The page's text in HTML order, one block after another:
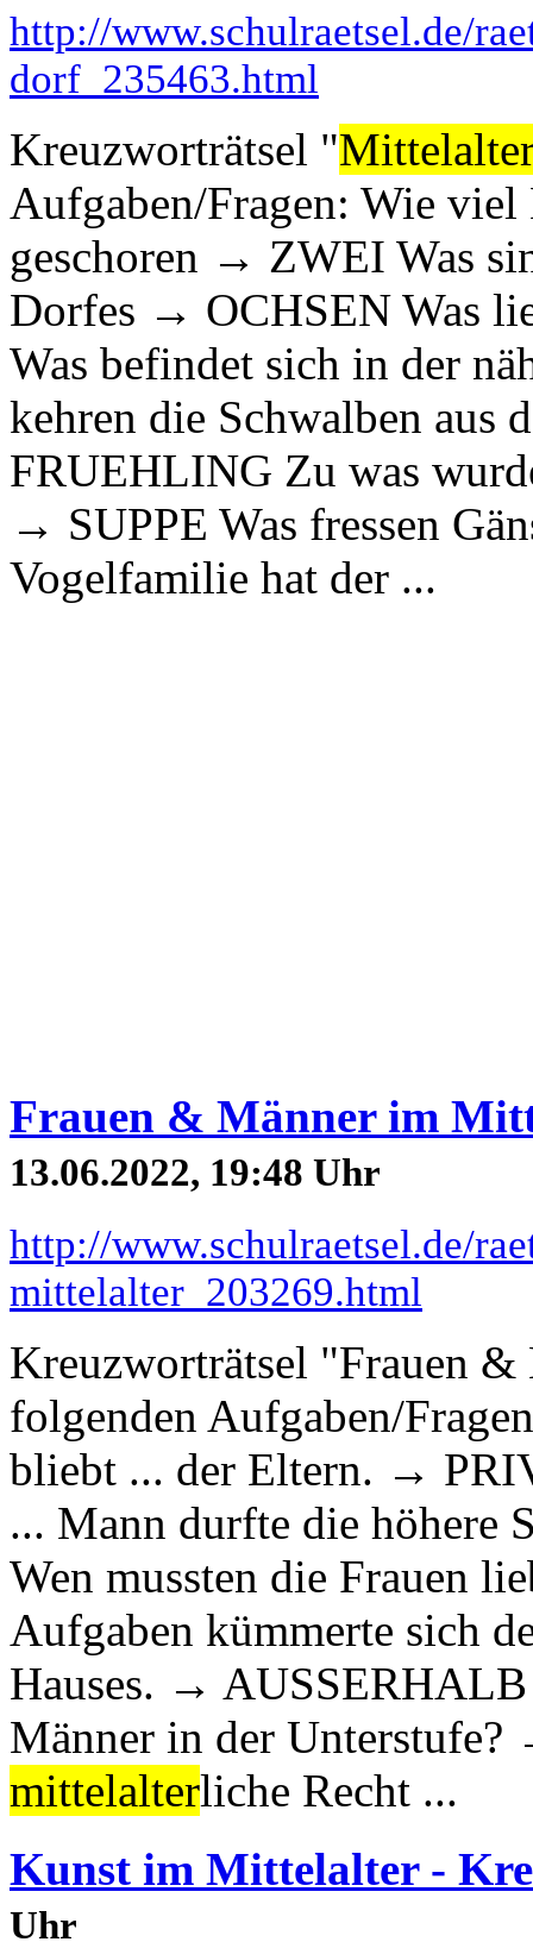
http://www.schulraetsel.de/
dorf_235463.html
Kreuzworträtsel "
Aufgaben/Fragen: Wie
geschoren → ZWEI Was
Dorfes → OCHSEN Was
Was befindet sich in der
kehren die Schwalben aus
FRUEHLING Zu was
→ SUPPE Was fressen
Vogelfamilie hat der ...
Frauen & Männer im
13.06.2022, 19:48 Uhr
http://www.schulraetsel.de/
mittelalter_203269.html
Kreuzworträtsel "Frauen
folgenden Aufgaben/
bliebt ... der Eltern. →
... Mann durfte die höhere
Wen mussten die Frauen
Aufgaben kümmerte sich
Hauses. → AUSSERHALB
Männer in der
mittelalterliche Recht ...
Kunst im Mittelalter -
Uhr